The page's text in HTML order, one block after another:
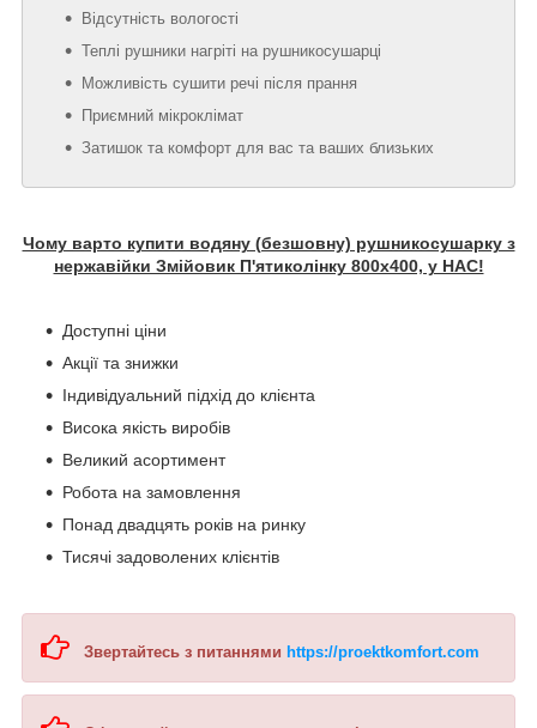
Відсутність вологості
Теплі рушники нагріті на рушникосушарці
Можливість сушити речі після прання
Приємний мікроклімат
Затишок та комфорт для вас та ваших близьких
Чому варто купити водяну (безшовну) рушникосушарку з
нержавійки Змійовик П'ятиколінку 800х400, у НАС!
Доступні ціни
Акції та знижки
Індивідуальний підхід до клієнта
Висока якість виробів
Великий асортимент
Робота на замовлення
Понад двадцять років на ринку
Тисячі задоволених клієнтів
Звертайтесь з питаннями https://proektkomfort.com